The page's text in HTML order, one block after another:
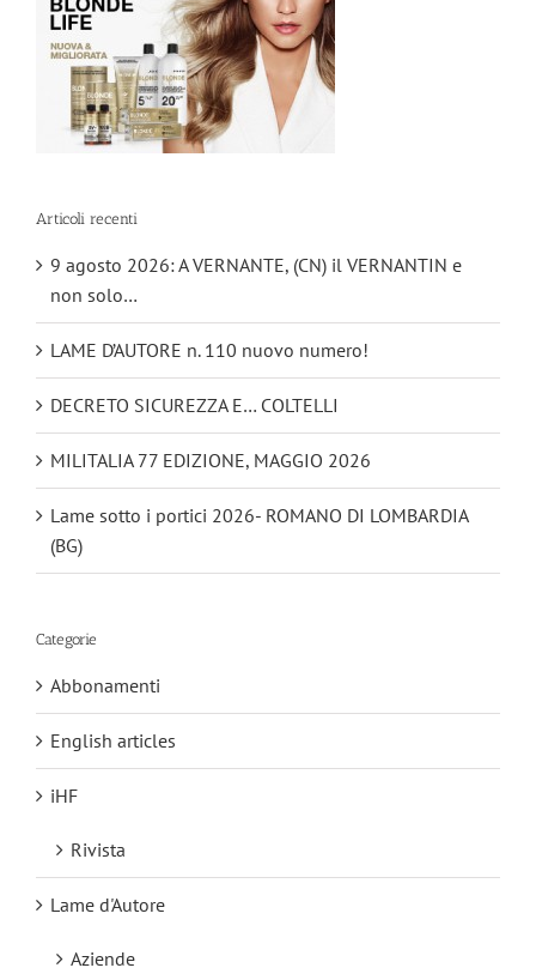
Articoli recenti
9 agosto 2026: A VERNANTE, (CN) il VERNANTIN e
non solo…
LAME D’AUTORE n. 110 nuovo numero!
DECRETO SICUREZZA E… COLTELLI
MILITALIA 77 EDIZIONE, MAGGIO 2026
Lame sotto i portici 2026- ROMANO DI LOMBARDIA
(BG)
Categorie
Abbonamenti
English articles
iHF
Rivista
Lame d'Autore
Aziende